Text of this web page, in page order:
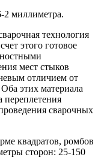
2 миллиметра.
технология
этого готовое
мест стыков
отличием от
этих материала
переплетения
сварочных
квадратов, ромбов
сторон: 25-150